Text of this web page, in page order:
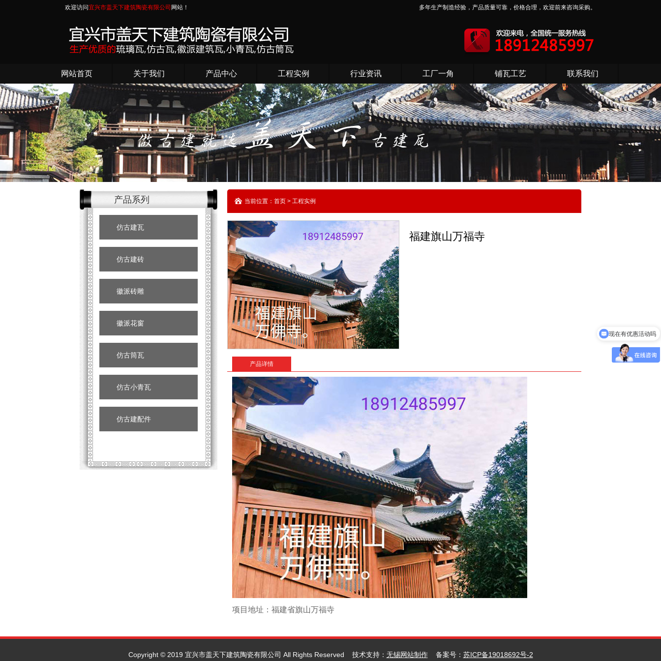
欢迎访问宜兴市盖天下建筑陶瓷有限公司 网站！ 多年生产制造经验，产品质量可靠，价格合理，欢迎前来咨询采购。
网站首页 关于我们 产品中心 工程实例 行业资讯 工厂一角 铺瓦工艺 联系我们
产品系列
仿古建瓦
仿古建砖
徽派砖雕
徽派花窗
仿古筒瓦
仿古小青瓦
仿古建配件
当前位置：首页 > 工程实例
福建旗山万福寺
产品详情
项目地址：福建省旗山万福寺
Copyright © 2019 宜兴市盖天下建筑陶瓷有限公司 All Rights Reserved 技术支持： 无锡网站制作备案号： 苏ICP备19018692号-2
现在有优惠活动吗